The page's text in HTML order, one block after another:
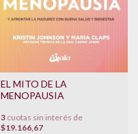
EL MITO DE LA
MENOPAUSIA
3 cuotas sin interés de
$19.166,67